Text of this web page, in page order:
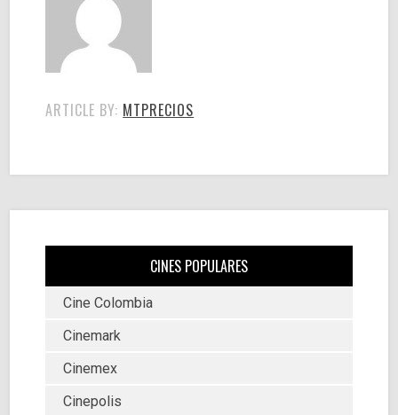
ARTICLE BY: MTPRECIOS
CINES POPULARES
Cine Colombia
Cinemark
Cinemex
Cinepolis